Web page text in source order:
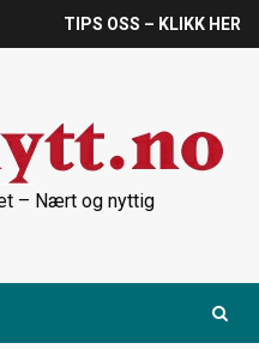
TIPS OSS – KLIKK HER
– Nært og nyttig